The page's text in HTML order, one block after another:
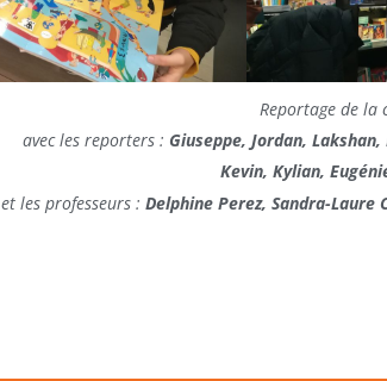
Reportage de la
avec les reporters : Giuseppe, Jordan,
Kevin, Kylian,
et les professeurs : Delphine Perez, Sandra-Laure